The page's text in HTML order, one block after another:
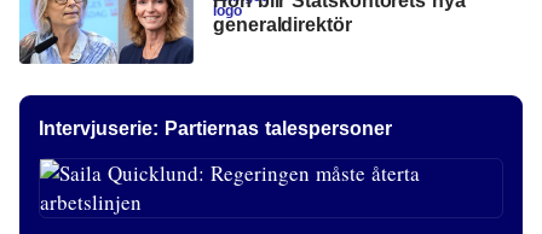
generaldirektör
Intervjuserie: Partiernas talespersoner